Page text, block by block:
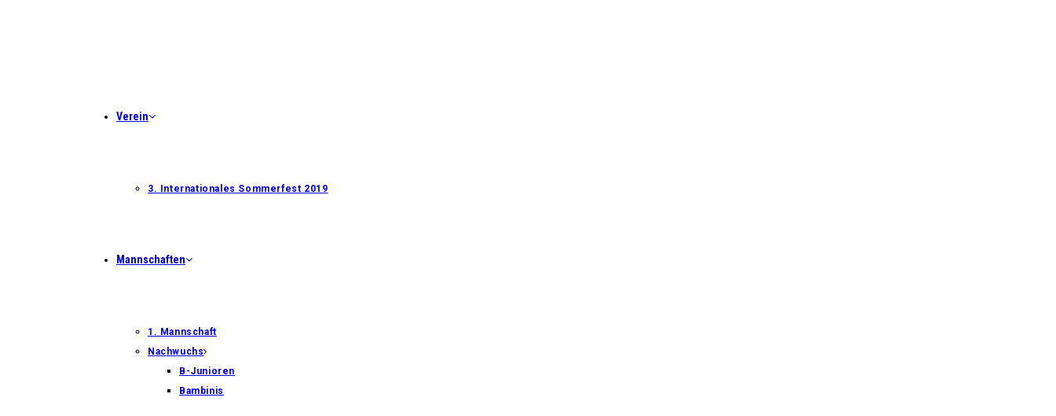
Verein
3. Internationales Sommerfest 2019
Mannschaften
1. Mannschaft
Nachwuchs
B-Junioren
Bambinis